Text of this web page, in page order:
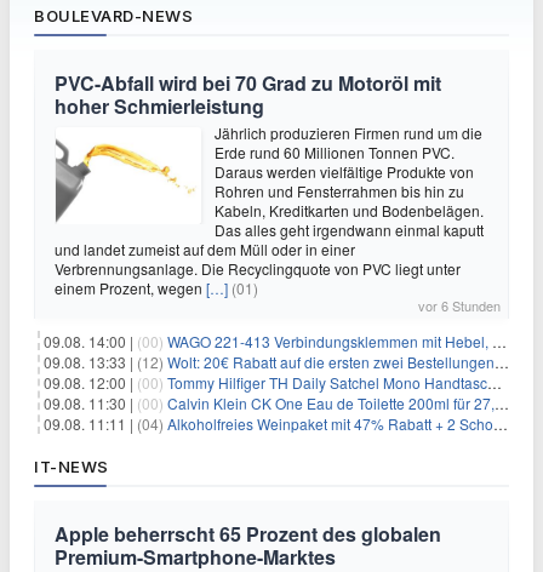
BOULEVARD-NEWS
PVC-Abfall wird bei 70 Grad zu Motoröl mit
hoher Schmierleistung
Jährlich produzieren Firmen rund um die
Erde rund 60 Millionen Tonnen PVC.
Daraus werden vielfältige Produkte von
Rohren und Fensterrahmen bis hin zu
Kabeln, Kreditkarten und Bodenbelägen.
Das alles geht irgendwann einmal kaputt
und landet zumeist auf dem Müll oder in einer
Verbrennungsanlage. Die Recyclingquote von PVC liegt unter
einem Prozent, wegen […] (01)
vor 6 Stunden
09.08. 14:00 | (00) WAGO 221-413 Verbindungsklemmen mit Hebel, 50 Stück für 14,99€
09.08. 13:33 | (12) Wolt: 20€ Rabatt auf die ersten zwei Bestellungen für Neukunden
09.08. 12:00 | (00) Tommy Hilfiger TH Daily Satchel Mono Handtasche für 73,97€
09.08. 11:30 | (00) Calvin Klein CK One Eau de Toilette 200ml für 27,99€
09.08. 11:11 | (04) Alkoholfreies Weinpaket mit 47% Rabatt + 2 Schott Zwiesel Gläser GRATIS für 29,99€
IT-NEWS
Apple beherrscht 65 Prozent des globalen
Premium-Smartphone-Marktes